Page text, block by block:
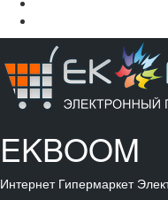
заказа
EKBOOM
Интернет Гипермаркет